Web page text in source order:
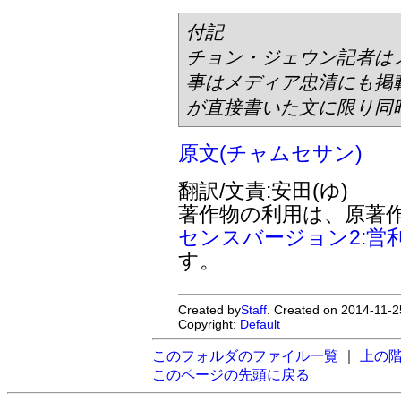
付記
チョン・ジェウン記者
事はメディア忠清にも
が直接書いた文に限り
原文(チャムセサン)
翻訳/文責:安田(ゆ)
著作物の利用は、原著
センスバージョン2:営
す。
Created byStaff. Created on 2014-11-
Copyright: Default
このフォルダのファイル一覧
上の
このページの先頭に戻る